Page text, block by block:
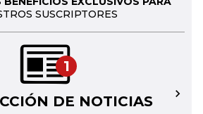
SUSCRIPTORES
1
DE NOTICIAS →